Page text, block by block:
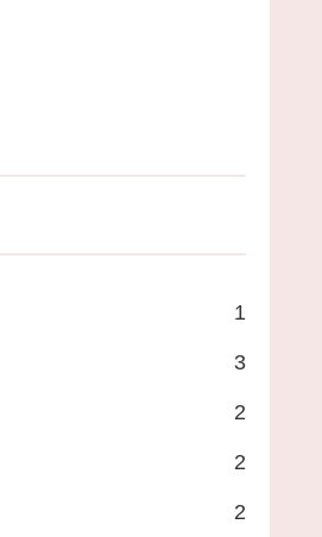
1
3
2
2
2